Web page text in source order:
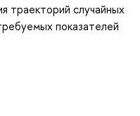
траекторий случайных
показателей